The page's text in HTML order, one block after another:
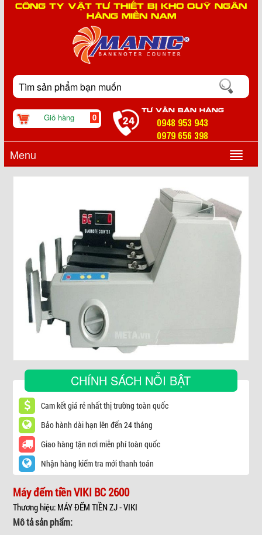
CÔNG TY VẬT TƯ THIẾT BỊ KHO QUỸ NGÂN
HÀNG MIỀN NAM
Giỏ hàng 0
TƯ VẤN BÁN HÀNG
0948 953 943
0979 656 398
Menu
▼
▼
CHÍNH SÁCH NỔI BẬT
Cam kết giá rẻ nhất thị trường toàn quốc
Bảo hành dài hạn lên đến 24 tháng
Giao hàng tận nơi miễn phí toàn quốc
Nhận hàng kiểm tra mới thanh toán
Máy đếm tiền VIKI BC 2600
Thương hiệu: MÁY ĐẾM TIỀN ZJ - VIKI
Mô tả sản phẩm: